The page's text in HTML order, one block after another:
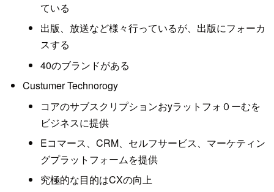
ている
出版、放送など様々行っているが、出版にフォーカ
スする
40のブランドがある
Custumer Technorogy
コアのサブスクリプションおyラットフォ０ーむを
ビジネスに提供
Eコマース、CRM、セルフサービス、マーケティン
グプラットフォームを提供
究極的な目的はCXの向上